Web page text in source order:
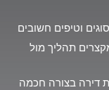
תהליך מול
דירה בצורה חכמה